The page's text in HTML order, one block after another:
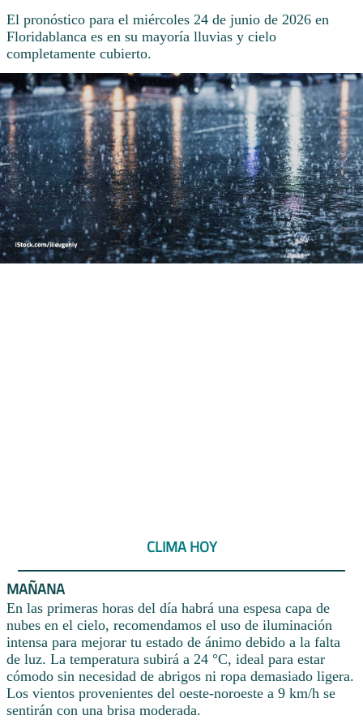
El pronóstico para el miércoles 24 de junio de 2026 en
Floridablanca es en su mayoría lluvias y cielo
completamente cubierto.
CLIMA HOY
MAÑANA
En las primeras horas del día habrá una espesa capa de
nubes en el cielo, recomendamos el uso de iluminación
intensa para mejorar tu estado de ánimo debido a la falta
de luz. La temperatura subirá a 24 °C, ideal para estar
cómodo sin necesidad de abrigos ni ropa demasiado ligera.
Los vientos provenientes del oeste-noroeste a 9 km/h se
sentirán con una brisa moderada.